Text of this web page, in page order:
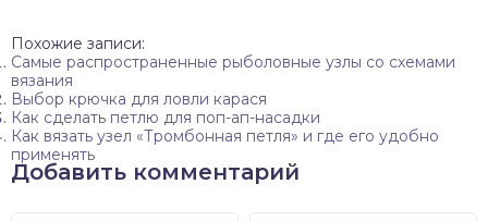
Похожие записи:
Самые распространенные рыболовные узлы со схемами
вязания
Выбор крючка для ловли карася
Как сделать петлю для поп-ап-насадки
Как вязать узел «Тромбонная петля» и где его удобно
применять
Добавить комментарий